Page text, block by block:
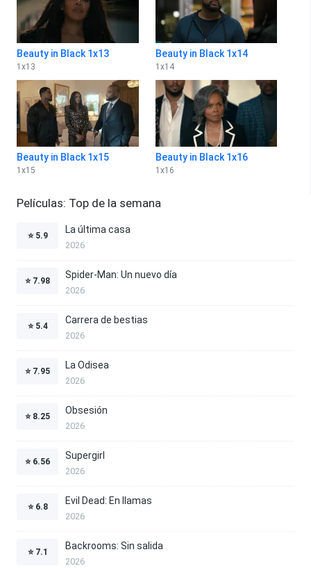
Beauty in Black 1x13
1 x13
Beauty in Black 1x14
1 x14
Beauty in Black 1x15
1 x15
Beauty in Black 1x16
1 x16
Películas: Top de la semana
⭐ 5.9
La última casa
2026
⭐ 7.98
Spider-Man: Un nuevo día
2026
⭐ 5.4
Carrera de bestias
2026
⭐ 7.95
La Odisea
2026
⭐ 8.25
Obsesión
2026
⭐ 6.56
Supergirl
2026
⭐ 6.8
Evil Dead: En llamas
2026
⭐ 7.1
Backrooms: Sin salida
2026